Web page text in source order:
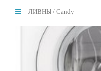
ЛИВНЫ /Candy